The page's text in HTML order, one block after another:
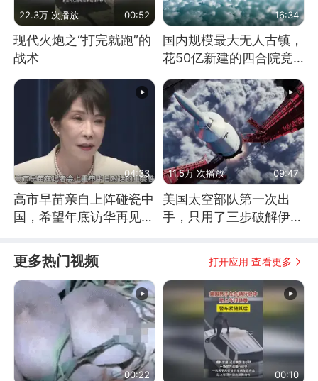
22.3万 次播放 00:52
现代火炮之“打完就跑”的
战术
16:34
国内规模最大无人古镇，
花50亿新建的四合院竟
04:33
高市早苗亲自上阵碰瓷中
国，希望年底访华再见中
11.5万 次播放 09:47
美国太空部队第一次出
手，只用了三步破解伊朗
更多热门视频 打开应用 查看更多
00:22 00:10